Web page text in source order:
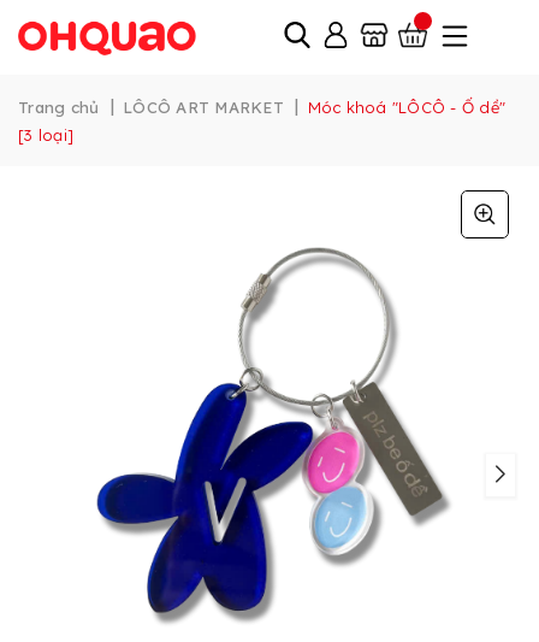
Trang chủ | LÔCÔ ART MARKET |
Móc khoá "LÔCÔ - Ố dề"
[3 loại]